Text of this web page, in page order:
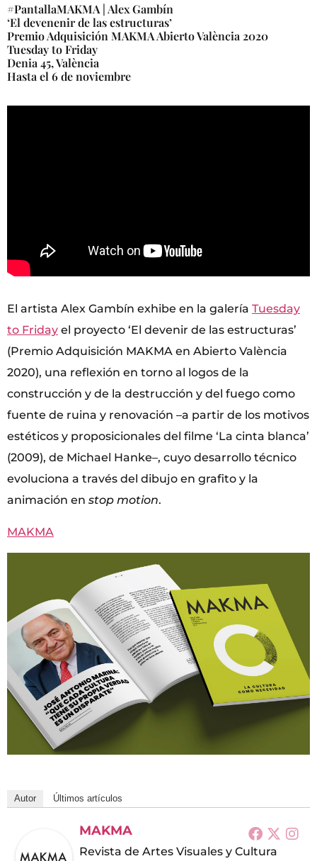
#PantallaMAKMA | Alex Gambín
‘El devenenir de las estructuras’
Premio Adquisición MAKMA Abierto València 2020
Tuesday to Friday
Denia 45, València
Hasta el 6 de noviembre
El artista Alex Gambín exhibe en la galería Tuesday
to Friday el proyecto ‘El devenir de las estructuras’
(Premio Adquisición MAKMA en Abierto València
2020), una reflexión en torno al logos de la
construcción y de la destrucción y del fuego como
fuente de ruina y renovación –a partir de los motivos
estéticos y proposicionales del filme ‘La cinta blanca’
(2009), de Michael Hanke–, cuyo desarrollo técnico
evoluciona a través del dibujo en grafito y la
animación en stop motion.
MAKMA
Autor Últimos artículos
MAKMA
Revista de Artes Visuales y Cultura